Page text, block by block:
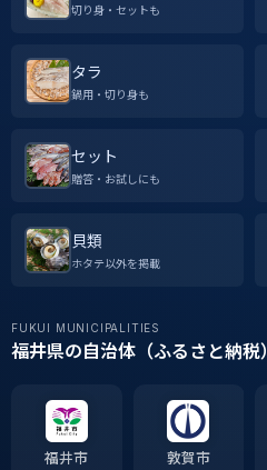
切り身・セットも
タラ
鍋用・切り身も
セット
贈答・お試しにも
貝類
ホタテ以外を掲載
FUKUI MUNICIPALITIES
福井県の自治体（ふるさと納税）
福井市 敦賀市